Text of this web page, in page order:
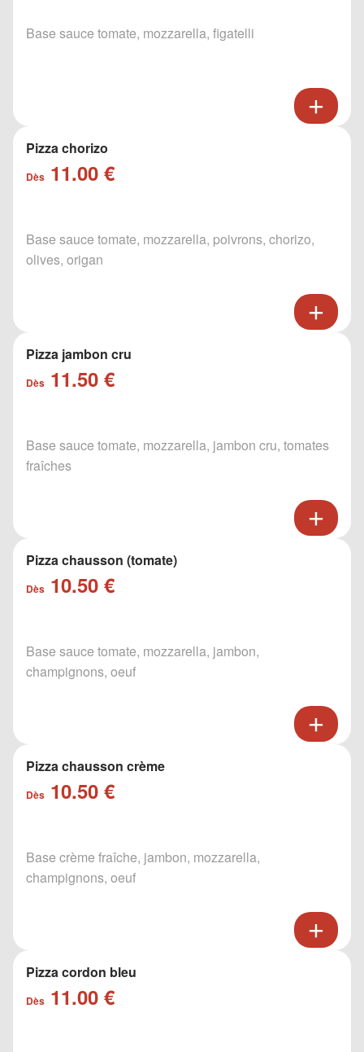
Base sauce tomate, mozzarella, figatelli
Pizza chorizo
Dès 11.00 €
Base sauce tomate, mozzarella, poivrons, chorizo,
olives, origan
Pizza jambon cru
Dès 11.50 €
Base sauce tomate, mozzarella, jambon cru, tomates
fraîches
Pizza chausson (tomate)
Dès 10.50 €
Base sauce tomate, mozzarella, jambon,
champignons, oeuf
Pizza chausson crème
Dès 10.50 €
Base crème fraîche, jambon, mozzarella,
champignons, oeuf
Pizza cordon bleu
Dès 11.00 €